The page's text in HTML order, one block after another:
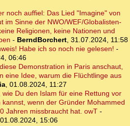
noch auffiel: Das Lied "Imagine" von
im Sinne der NWO/WEF/Globalisten-
Religionen, keine Nationen und
- BerndBorchert, 31.07.2024, 11:58
Habe ich so noch nie gelesen! -
06:46
Demonstration in Paris anschaut,
eine Idee, warum die Flüchtlinge aus
, 01.08.2024, 11:27
wie Du den Islam für eine Rettung vor
kannst, wenn der Gründer Mohammed
Jahren missbraucht hat. owT -
01.08.2024, 15:06